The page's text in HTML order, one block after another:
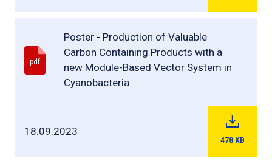
pdf
Poster - Production of Valuable
Carbon Containing Products with a
new Module-Based Vector System in
Cyanobacteria
18.09.2023
478 KB